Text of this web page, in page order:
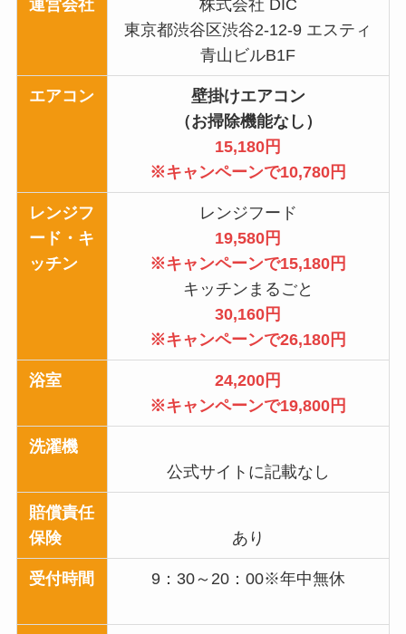
運営会社
株式会社 DIC
東京都渋谷区渋谷2-12-9 エスティ
青山ビルB1F
エアコン
壁掛けエアコン
（お掃除機能なし）
15,180円
※キャンペーンで10,780円
レンジフ
ード・キ
ッチン
レンジフード
19,580円
※キャンペーンで15,180円
キッチンまるごと
30,160円
※キャンペーンで26,180円
浴室
24,200円
※キャンペーンで19,800円
洗濯機
公式サイトに記載なし
賠償責任
保険
あり
受付時間 9：30～20：00※年中無休